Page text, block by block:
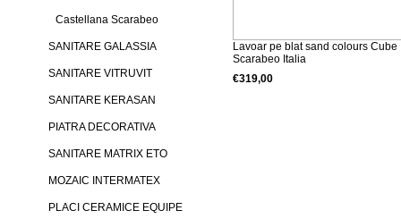
Castellana Scarabeo
SANITARE GALASSIA
SANITARE VITRUVIT
SANITARE KERASAN
PIATRA DECORATIVA
SANITARE MATRIX ETO
MOZAIC INTERMATEX
PLACI CERAMICE EQUIPE
Lavoar pe blat sand colours Cube
Scarabeo Italia
€319,00